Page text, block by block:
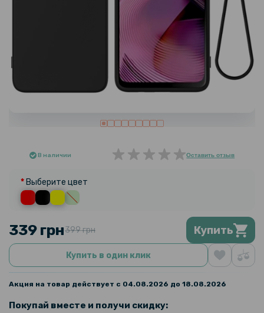
В наличии Оставить отзыв
Выберите цвет
339 грн399 грн Купить
Купить в один клик
Акция на товар действует с 04.08.2026 до 18.08.2026
Покупай вместе и получи скидку: